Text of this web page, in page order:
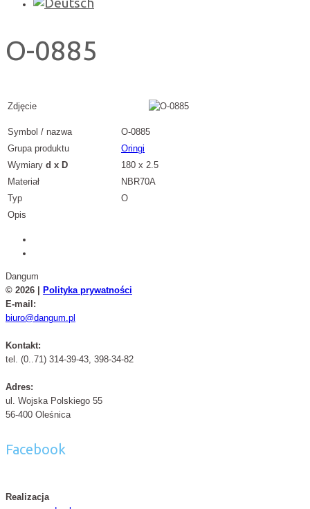
O-0885
Zdjęcie
Symbol / nazwa
O-0885
Grupa produktu
Oringi
Wymiary d x D
180 x 2.5
Materiał
NBR70A
Typ
O
Opis
Dangum
© 2026 |
Polityka prywatności
E-mail:
biuro@dangum.pl
Kontakt:
tel. (0..71) 314-39-43, 398-34-82
Adres:
ul. Wojska Polskiego 55
56-400 Oleśnica
Facebook
Realizacja